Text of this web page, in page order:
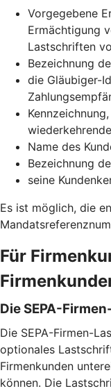
Vorgegebene
Ermächtigung
Lastschriften
Bezeichnung
die Gläubiger-
Name des
Bezeichnung
seine
Es ist möglich, die
Für
Die SEPA-
Die SEPA-Firmen-
optionales
Firmenkunden
können. Die